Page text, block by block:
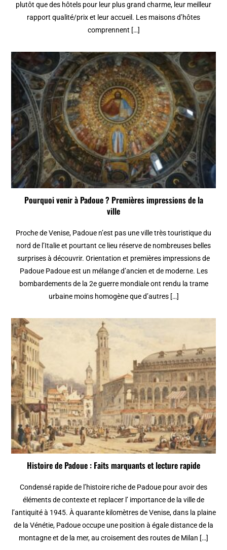
plutôt que des hôtels pour leur plus grand charme, leur meilleur
rapport qualité/prix et leur accueil. Les maisons d’hôtes
comprennent […]
Pourquoi venir à Padoue ? Premières impressions de la
ville
Proche de Venise, Padoue n’est pas une ville très touristique du
nord de l’Italie et pourtant ce lieu réserve de nombreuses belles
surprises à découvrir. Orientation et premières impressions de
Padoue Padoue est un mélange d’ancien et de moderne. Les
bombardements de la 2e guerre mondiale ont rendu la trame
urbaine moins homogène que d’autres […]
Histoire de Padoue : Faits marquants et lecture rapide
Condensé rapide de l’histoire riche de Padoue pour avoir des
éléments de contexte et replacer l’ importance de la ville de
l’antiquité à 1945. À quarante kilomètres de Venise, dans la plaine
de la Vénétie, Padoue occupe une position à égale distance de la
montagne et de la mer, au croisement des routes de Milan […]